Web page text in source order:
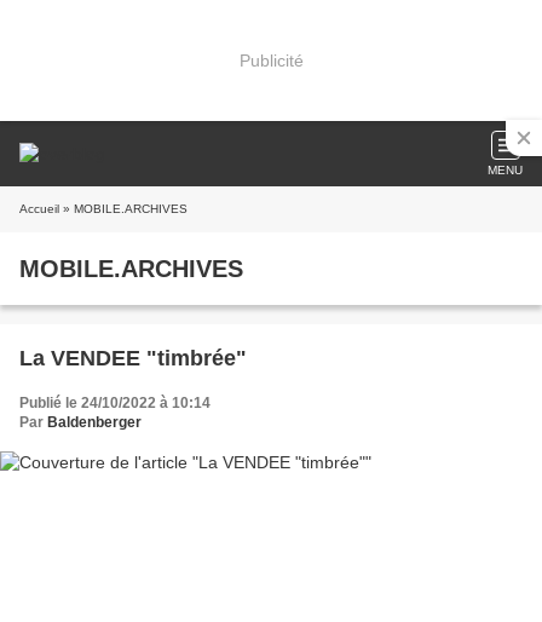
Publicité
MENU
Accueil » MOBILE.ARCHIVES
MOBILE.ARCHIVES
La VENDEE "timbrée"
Publié le 24/10/2022 à 10:14
Par Baldenberger